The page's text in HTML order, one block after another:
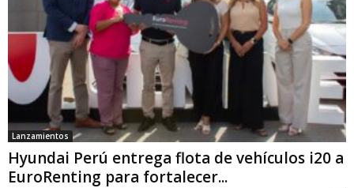
Lanzamientos
Hyundai Perú entrega flota de vehículos i20 a
EuroRenting para fortalecer...